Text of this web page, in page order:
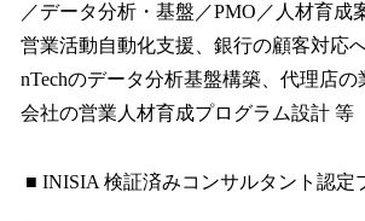
／データ分析・基盤／PMO／人材育成
営業活動自動化支援、銀行の顧客対応
nTechのデータ分析基盤構築、代理店
会社の営業人材育成プログラム設計 等
■ INISIA 検証済みコンサルタント認定